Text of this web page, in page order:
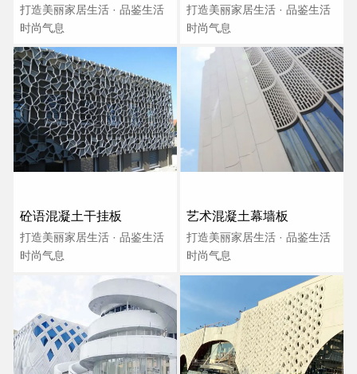
打造美丽家居生活 · 品鉴生活
时尚气息
打造美丽家居生活 · 品鉴生活
时尚气息
砼语混凝土干挂板
打造美丽家居生活 · 品鉴生活
时尚气息
艺术混凝土幕墙板
打造美丽家居生活 · 品鉴生活
时尚气息